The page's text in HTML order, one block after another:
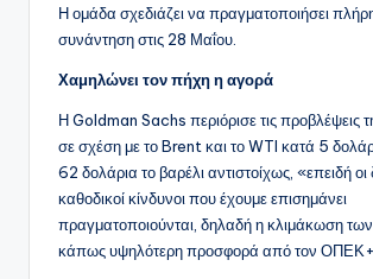
Η ομάδα σχεδιάζει να πραγματοποιήσει
συνάντηση στις 28 Μαΐου.
Χαμηλώνει τον πήχη η αγορά
Η Goldman Sachs περιόρισε τις προβλέψεις
σε σχέση με το Brent και το WTI κατά 5
62 δολάρια το βαρέλι αντιστοίχως, «επειδή οι
καθοδικοί κίνδυνοι που έχουμε επισημάνει
πραγματοποιούνται, δηλαδή η κλιμάκωση
κάπως υψηλότερη προσφορά από τον